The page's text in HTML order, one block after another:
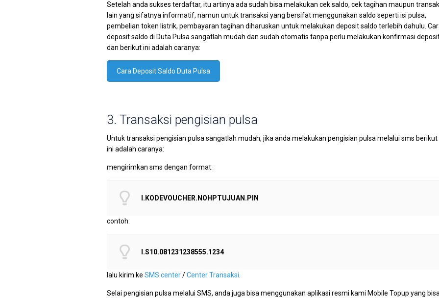
Setelah anda sukses terdaftar, itu artinya ada sudah bisa melakukan cek saldo, cek tagihan maupun
lain yang sifatnya informatif, namun untuk transaksi yang bersifat menggunakan saldo seperti isi pulsa,
pembelian token listrik, pembayaran tagihan diharuskan untuk melakukan deposit saldo terlebih dahulu.
deposit saldo di Duta Pulsa sangatlah mudah dan sudah otomatis tanpa perlu melakukan konfirmasi
dan berikut ini adalah caranya:
Cara Deposit Saldo Duta Pulsa
3. Transaksi pengisian pulsa
Untuk transaksi pengisian pulsa sangatlah mudah, jika anda melakukan pengisian pulsa melalui sms berikut
ini adalah caranya:
mengirimkan sms dengan format:
I.KODEVOUCHER.NOHPTUJUAN.PIN
contoh:
I.S10.081231238555.1234
lalu kirim keSMS center/Center Transaksi.
Selai pengisian pulsa melalui SMS, anda juga bisa menggunakan aplikasi resmi kami Mobile Topup yang